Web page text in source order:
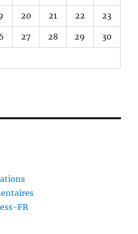
20 21 22 23
27 28 29 30
FR